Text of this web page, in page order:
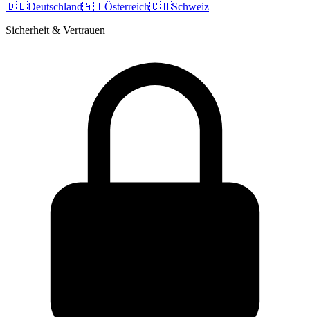
🇩🇪Deutschland🇦🇹Österreich🇨🇭Schweiz
Sicherheit & Vertrauen